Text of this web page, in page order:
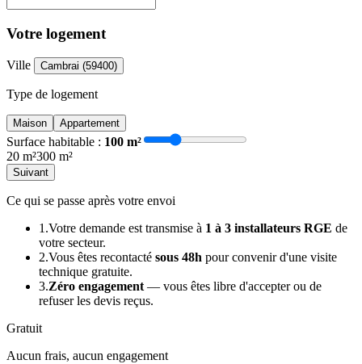
Votre logement
Ville Cambrai (59400)
Type de logement
Maison Appartement
Surface habitable : 100 m²
20 m²300 m²
Suivant
Ce qui se passe après votre envoi
1.Votre demande est transmise à 1 à 3 installateurs RGE de
votre secteur.
2.Vous êtes recontacté sous 48h pour convenir d'une visite
technique gratuite.
3.Zéro engagement — vous êtes libre d'accepter ou de
refuser les devis reçus.
Gratuit
Aucun frais, aucun engagement